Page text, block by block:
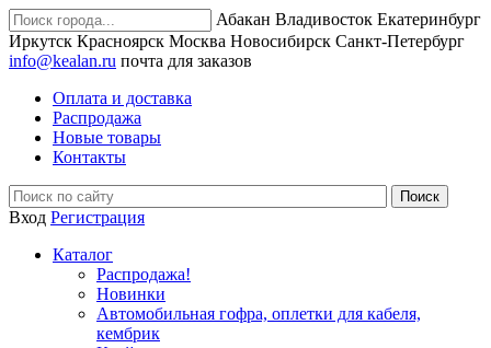
Абакан Владивосток Екатеринбург
Иркутск Красноярск Москва Новосибирск Санкт-Петербург
info@kealan.ru почта для заказов
Оплата и доставка
Распродажа
Новые товары
Контакты
Вход Регистрация
Каталог
Распродажа!
Новинки
Автомобильная гофра, оплетки для кабеля,
кембрик